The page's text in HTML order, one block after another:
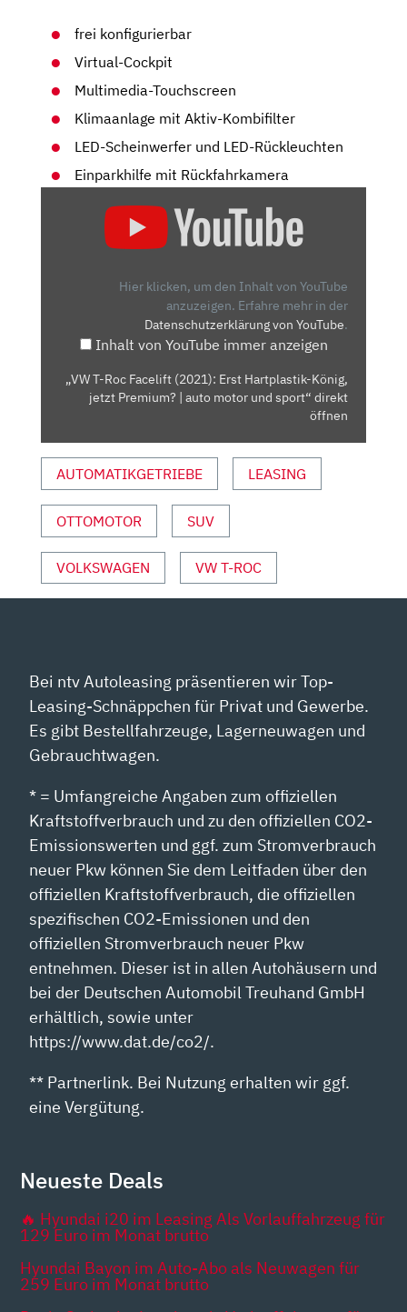
frei konfigurierbar
Virtual-Cockpit
Multimedia-Touchscreen
Klimaanlage mit Aktiv-Kombifilter
LED-Scheinwerfer und LED-Rückleuchten
Einparkhilfe mit Rückfahrkamera
KÖNIG,
JETZT
PREMIUM?
MOTOR
UND
SPORT“
VON
ANZEIGEN
Hier klicken, um den Inhalt von YouTube
anzuzeigen. Erfahre mehr in der
Datenschutzerklärung von YouTube.
Inhalt von YouTube immer anzeigen
„VW T-Roc Facelift (2021): Erst Hartplastik-König,
jetzt Premium? | auto motor und sport“ direkt
öffnen
AUTOMATIKGETRIEBE LEASING
OTTOMOTOR SUV
VOLKSWAGEN VW T-ROC
Bei ntv Autoleasing präsentieren wir Top-
Leasing-Schnäppchen für Privat und Gewerbe.
Es gibt Bestellfahrzeuge, Lagerneuwagen und
Gebrauchtwagen.
* = Umfangreiche Angaben zum offiziellen
Kraftstoffverbrauch und zu den offiziellen CO2-
Emissionswerten und ggf. zum Stromverbrauch
neuer Pkw können Sie dem Leitfaden über den
offiziellen Kraftstoffverbrauch, die offiziellen
spezifischen CO2-Emissionen und den
offiziellen Stromverbrauch neuer Pkw
entnehmen. Dieser ist in allen Autohäusern und
bei der Deutschen Automobil Treuhand GmbH
erhältlich, sowie unter
https://www.dat.de/co2/.
** Partnerlink. Bei Nutzung erhalten wir ggf.
eine Vergütung.
Neueste Deals
🔥 Hyundai i20 im Leasing Als Vorlauffahrzeug für
129 Euro im Monat brutto
Hyundai Bayon im Auto-Abo als Neuwagen für
259 Euro im Monat brutto